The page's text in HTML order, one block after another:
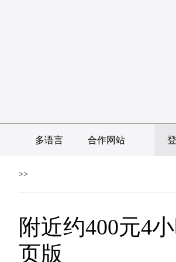
多语言 合作网站
>>
附近约400元4
页版